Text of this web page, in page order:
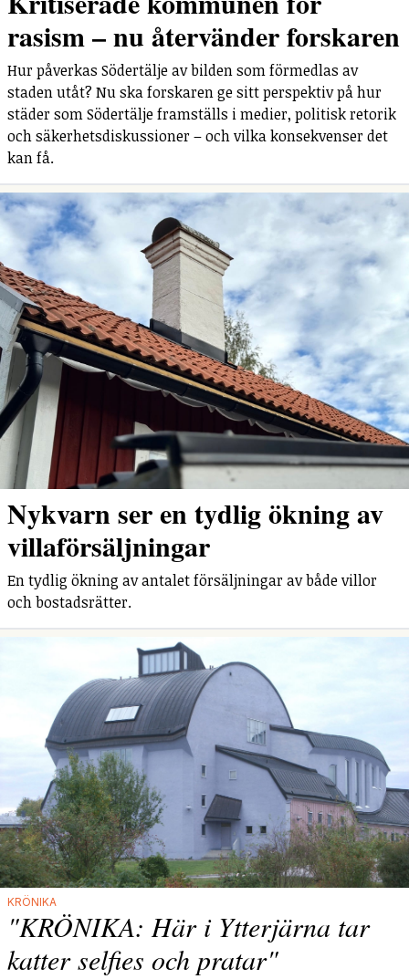
rasism – nu återvänder forskaren
Hur påverkas Södertälje av bilden som förmedlas av
staden utåt? Nu ska forskaren ge sitt perspektiv på hur
städer som Södertälje framställs i medier, politisk retorik
och säkerhetsdiskussioner – och vilka konsekvenser det
kan få.
Nykvarn ser en tydlig ökning av
villaförsäljningar
En tydlig ökning av antalet försäljningar av både villor
och bostadsrätter.
KRÖNIKA
"KRÖNIKA: Här i Ytterjärna tar
katter selfies och pratar"